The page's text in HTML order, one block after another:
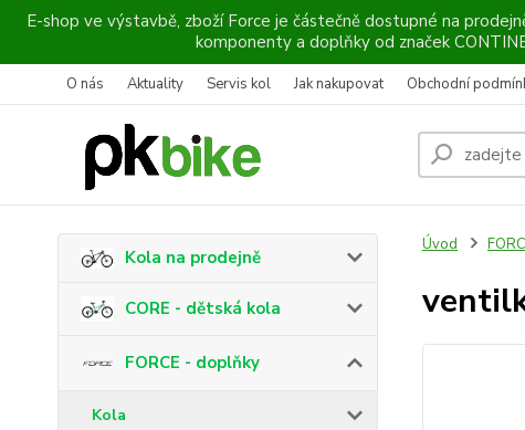
E-shop ve výstavbě, zboží Force je částečně dostupné na
komponenty a doplňky od značek
O nás Aktuality Servis kol Jak nakupovat Obchodní
Kola na prodejně
CORE - dětská kola
FORCE - doplňky
Kola
Úvod